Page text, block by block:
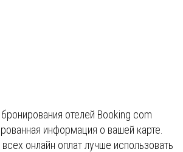
отелей Booking com
информация о вашей карте.
онлайн оплат лучше использовать